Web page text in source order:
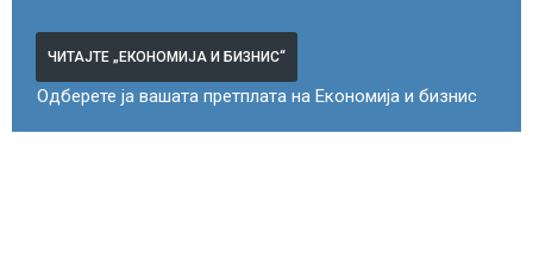
ЧИТАЈТЕ „ЕКОНОМИЈА И БИЗНИС“
Одберете ја вашата претплата на Економија и бизнис